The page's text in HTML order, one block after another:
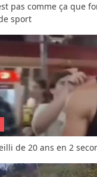
pas comme ça que
sport
de 20 ans en 2